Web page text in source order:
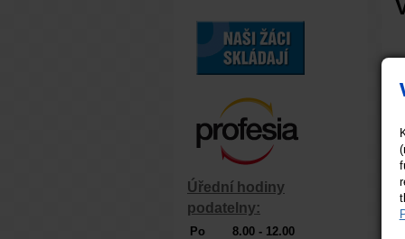
Úřední hodiny
podatelny:
Po
8.00 - 12.00